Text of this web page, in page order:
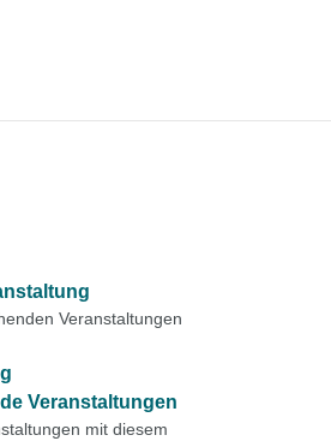
Veranstaltungen
Veranstaltungen
mit diesem